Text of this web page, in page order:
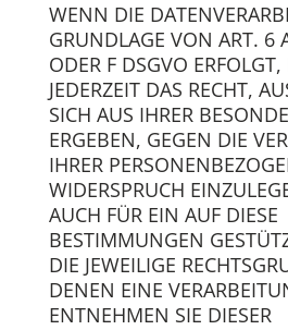
WENN DIE
GRUNDLAGE VON ART. 6
ODER F DSGVO
JEDERZEIT DAS RECHT,
SICH AUS IHRER
ERGEBEN, GEGEN DIE
IHRER
WIDERSPRUCH
AUCH FÜR EIN AUF DIESE
BESTIMMUNGEN
DIE JEWEILIGE
DENEN EINE
ENTNEHMEN SIE DIESER